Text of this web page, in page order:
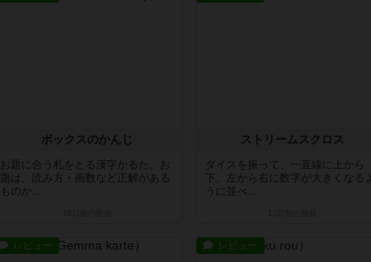
ボックスのかんじ
お題に合う札をとる漢字かるた。お
題は、読み方・画数など正解がある
ものか...
ストリームスクロス
ダイスを振って、一直線に上から
下、左から右に数字が大きくなるよ
うに並べ...
レビュー レビュー